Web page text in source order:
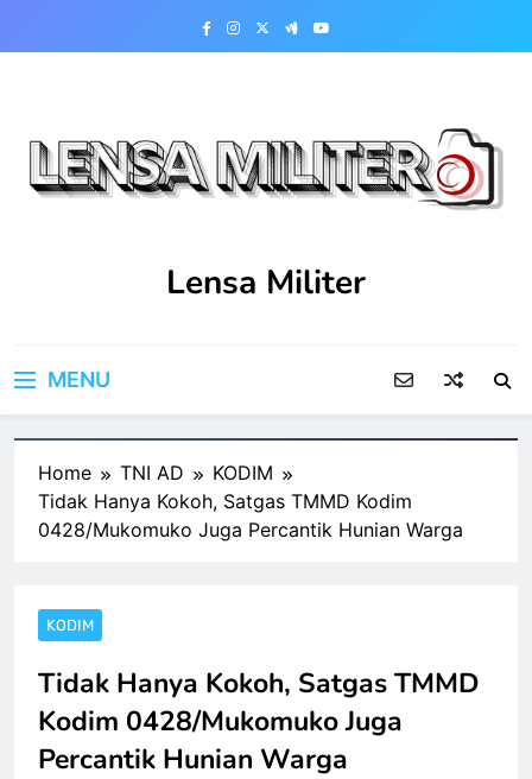
Lensa Militer
MENU
Home TNI AD
KODIM
Tidak Hanya Kokoh, Satgas TMMD Kodim
0428/Mukomuko Juga Percantik Hunian Warga
KODIM
Tidak Hanya Kokoh, Satgas TMMD
Kodim 0428/Mukomuko Juga
Percantik Hunian Warga